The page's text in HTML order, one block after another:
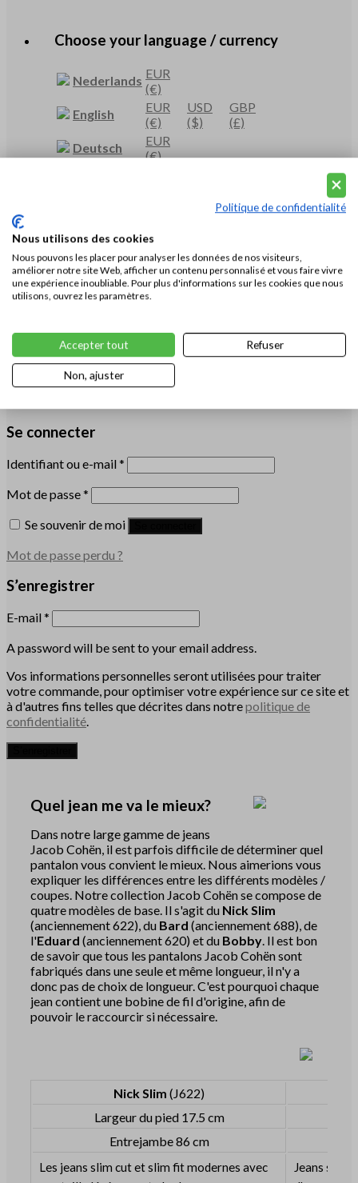
Choose your language / currency
Nederlands EUR
(€)
English
EUR
(€)
USD
($)
GBP
(£)
Deutsch
EUR
(€)
简体中文
EUR
(€)
($)
(HK$)
日本語
EUR
(€)
USD
($)
Français-EUR(€)
Vousten Mode: Fournisseur de la cour par ordonnance royale!
Se connecter
Identifiant ou e-mail*
Mot de passe*
Se souvenir de moi
Mot de passe perdu ?
S’enregistrer
E-mail*
A password will be sent to your email address.
Vos informations personnelles seront utilisées pour traiter
votre commande, pour optimiser votre expérience sur ce site et
à d'autres fins telles que décrites dans notrepolitique de
confidentialité.
Politique de confidentialité
Nous utilisons des cookies
Nous pouvons les placer pour analyser les données de nos visiteurs,
améliorer notre site Web, afficher un contenu personnalisé et vous faire vivre
une expérience inoubliable. Pour plus d'informations sur les cookies que nous
utilisons, ouvrez les paramètres.
Accepter tout Refuser
Non, ajuster
Quel jean me va le mieux?
Dans notre large gamme de jeans
Jacob Cohën, il est parfois difficile de déterminer quel
pantalon vous convient le mieux. Nous aimerions vous
expliquer les différences entre les différents modèles /
coupes. Notre collection Jacob Cohën se compose de
quatre modèles de base. Il s'agit du Nick Slim
(anciennement 622), du Bard (anciennement 688), de
l'Eduard (anciennement 620) et du Bobby. Il est bon
de savoir que tous les pantalons Jacob Cohën sont
fabriqués dans une seule et même longueur, il n'y a
donc pas de choix de longueur. C'est pourquoi chaque
jean contient une bobine de fil d'origine, afin de
pouvoir le raccourcir si nécessaire.
Nick Slim (J622)
Largeur du pied 17.5 cm
Entrejambe 86 cm
Les jeans slim cut et slim fit modernes avec
Jeans slim